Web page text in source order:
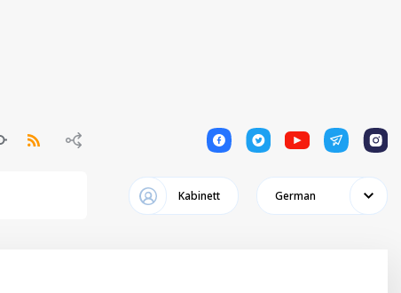
1 1 1 1 1
Kabinett German